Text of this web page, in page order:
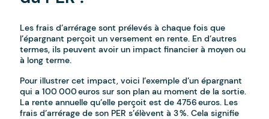
Les frais d’arrérage sont prélevés à chaque fois que
l’épargnant perçoit un versement en rente. En d’autres
termes, ils peuvent avoir un impact financier à moyen ou
à long terme.
Pour illustrer cet impact, voici l’exemple d’un épargnant
qui a 100 000 euros sur son plan au moment de la sortie.
La rente annuelle qu’elle perçoit est de 4756 euros. Les
frais d’arrérage de son PER s’élèvent à 3 %. Cela signifie